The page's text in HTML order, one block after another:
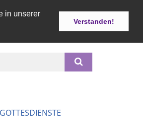
in unserer
Verstanden!
GOTTESDIENSTE